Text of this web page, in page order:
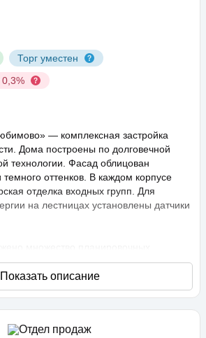
Торг уместен
0,3%
— комплексная застройка
Дома построены по долговечной
технологии. Фасад облицован
темного оттенков. В каждом корпусе
отделка входных групп. Для
на лестницах установлены датчики
множество планировочных
как классического типа, так и
сдаются с подчистовой отделкой,
2,75 метра. В квартирах